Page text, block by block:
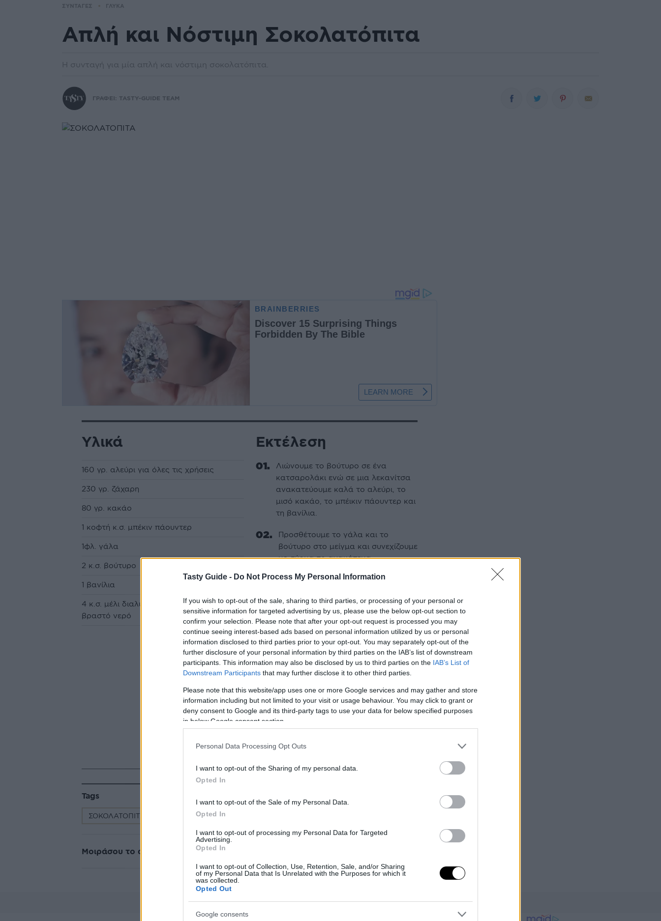
Tasty Guide - Do Not Process My Personal Information
If you wish to opt-out of the sale, sharing to third parties, or processing of your personal or
sensitive information for targeted advertising by us, please use the below opt-out section to
confirm your selection. Please note that after your opt-out request is processed you may
continue seeing interest-based ads based on personal information utilized by us or personal
information disclosed to third parties prior to your opt-out. You may separately opt-out of the
further disclosure of your personal information by third parties on the IAB’s list of downstream
participants. This information may also be disclosed by us to third parties on the IAB’s List of
Downstream Participants that may further disclose it to other third parties.
Please note that this website/app uses one or more Google services and may gather and store
information including but not limited to your visit or usage behaviour. You may click to grant or
deny consent to Google and its third-party tags to use your data for below specified purposes
in below Google consent section.
Personal Data Processing Opt Outs
I want to opt-out of the Sharing of my personal data.
Opted In
I want to opt-out of the Sale of my Personal Data.
Opted In
I want to opt-out of processing my Personal Data for Targeted
Advertising.
Opted In
I want to opt-out of Collection, Use, Retention, Sale, and/or Sharing
of my Personal Data that Is Unrelated with the Purposes for which it
was collected.
Opted Out
Google consents
ΣΥΝΤΑΓΕΣ ΓΛΥΚΑ
Απλή και Νόστιμη Σοκολατόπιτα
Η συνταγή για μία απλή και νόστιμη σοκολατόπιτα.
ΓΡΑΦΕΙ: TASTY-GUIDE TEAM
Υλικά
160 γρ. αλεύρι για όλες τις χρήσεις
230 γρ. ζάχαρη
80 γρ. κακάο
1 κοφτή κ.σ. µπέκιν πάουντερ
1φλ. γάλα
2 κ.σ. βούτυρο
1 βανίλια
4 κ.σ. µέλι διαλυµµένο σε ένα ποτήρι
βραστό νερό
Εκτέλεση
Λιώνουµε το βούτυρο σε ένα
κατσαρολάκι ενώ σε µια λεκανίτσα
ανακατεύουµε καλά το αλεύρι, το
µισό κακάο, το µπέικιν πάουντερ και
τη βανίλια.
Προσθέτουµε το γάλα και το
βούτυρο στο µείγµα και συνεχίζουµε
µε σύρµα το ανακάτεµα.
Μόλις το µίγµα οµογενοποιηθεί το
περίπου 24 εκ.
Πασπαλίζουµε µε το υπόλοιπο
κακάο και ζάχαρη που έχουµε
ανακατέψει σε ένα µπολάκι.
Περιχύνουµε µε 1 ποτήρι βραστό
για να ποτίσει.
Ψήνουµε στους 180 βαθµούς για
περίπου 35 λεπτά, όσο δηλαδή
σοκολατόπιτά µας.
Tags
ΣΟΚΟΛΑΤΟΠΙΤΑ ΣΟΚΟΛΑΤΑ
Μοιράσου το άρθρο